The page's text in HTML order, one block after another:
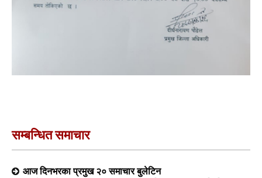
सम्बन्धित समाचार
आज दिनभरका प्रमुख २० समाचार बुलेटिन